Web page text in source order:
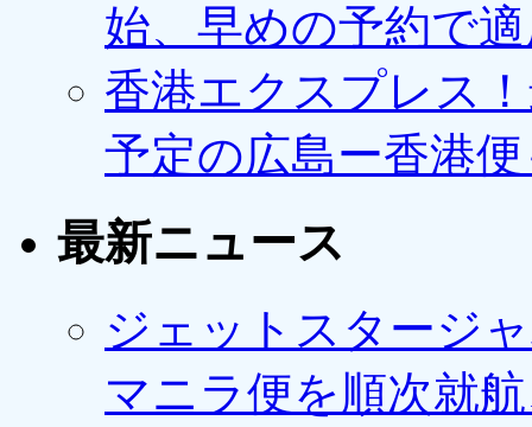
始、早めの予約で
香港エクスプレス
予定の広島ー香港
最新ニュース
ジェットスタージ
マニラ便を順次就